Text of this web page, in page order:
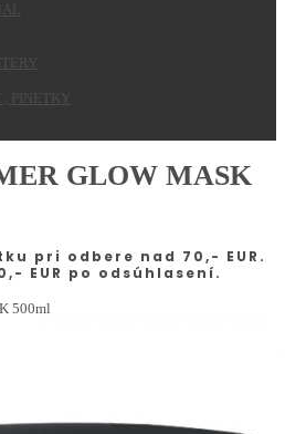
PINETKY
GLOW MASK
pri odbere nad 70,- EUR.
EUR po odsúhlasení.
500ml